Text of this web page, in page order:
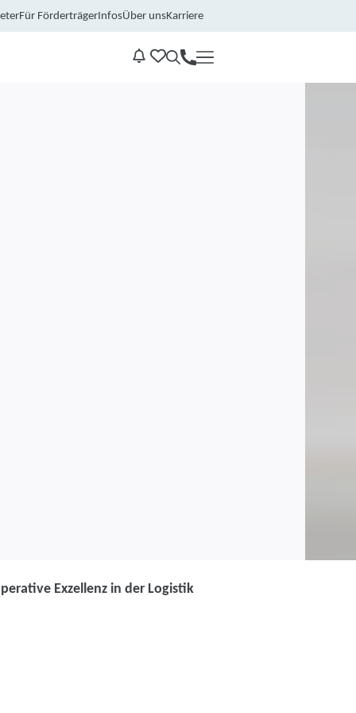
Für FörderträgerInfosÜber unsKarriere
Kontakt
und operative
Exzellenz in der Logistik